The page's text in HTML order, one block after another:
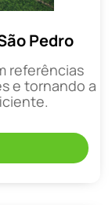
Pedro
referências
e tornando a